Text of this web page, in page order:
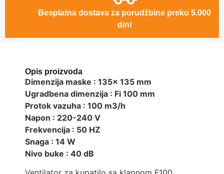
Besplatna dostava za porudžbine preko 5.000
din!
Opis proizvoda
Dimenzija maske : 135x 135 mm
Ugradbena dimenzija : Fi 100 mm
Protok vazuha : 100 m3/h
Napon : 220-240 V
Frekvencija : 50 HZ
Snaga : 14 W
Nivo buke : 40 dB